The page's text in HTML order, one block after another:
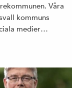
Våra
kommuns
medier…